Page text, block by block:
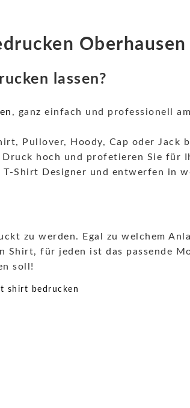
Oberhausen
lassen?
, ganz einfach und professionell
Pullover, Hoody, Cap oder Jack
hoch und profetieren Sie für
Shirt Designer und entwerfen in
zu werden. Egal zu welchem
für jeden ist das passende
soll!
t shirt bedrucken